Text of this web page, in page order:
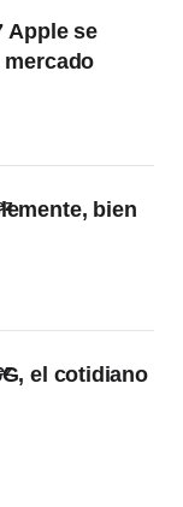
Apple se
mercado
bien
el cotidiano